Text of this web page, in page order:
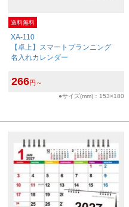
送料無料
XA-110
【卓上】スマートプランニング
名入れカレンダー
266円～
●サイズ(mm)：153×180